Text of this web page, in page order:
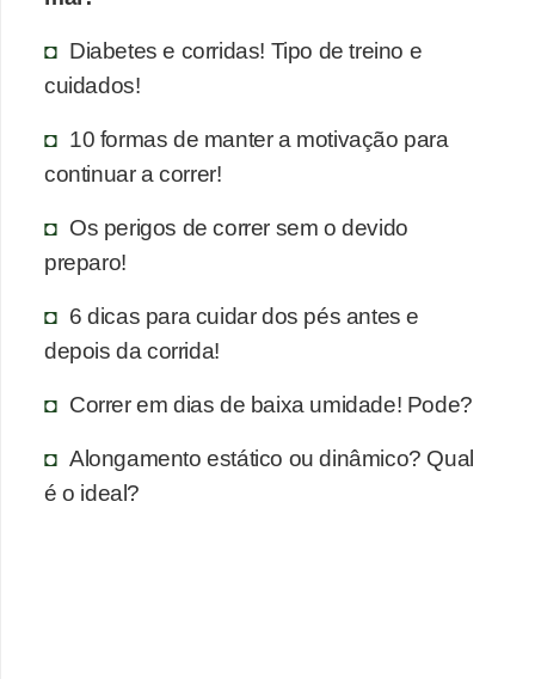
Diabetes e corridas! Tipo de treino e
cuidados!
10 formas de manter a motivação para
continuar a correr!
Os perigos de correr sem o devido
preparo!
6 dicas para cuidar dos pés antes e
depois da corrida!
Correr em dias de baixa umidade! Pode?
Alongamento estático ou dinâmico? Qual
é o ideal?